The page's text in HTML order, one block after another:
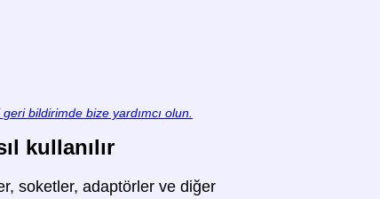
bildirimde bize yardımcı olun.
kullanılır
soketler, adaptörler ve diğer